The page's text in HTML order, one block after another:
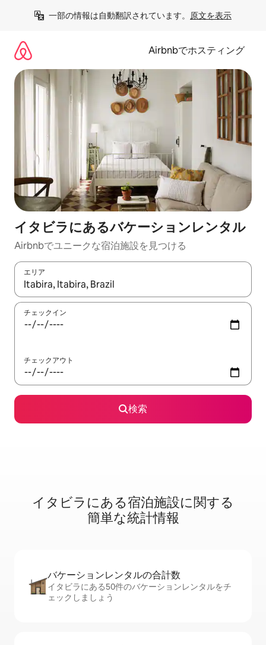
一部の情報は自動翻訳されています。 原文を表示
Airbnbでホスティング
イタビラにあるバケーションレンタル
Airbnbでユニークな宿泊施設を見つける
エリア
検索結果が表示されたら、上下の矢印キーを使って移動するか
チェックイン
チェックアウト
検索
イタビラに⁠あ⁠る宿⁠泊⁠施⁠設⁠に関⁠す⁠る
簡⁠単⁠な統⁠計⁠情⁠報
バケーションレ⁠ン⁠タ⁠ル⁠の合⁠計⁠数
イタビラにある50件のバケーションレンタルをチ
ェックしましょう